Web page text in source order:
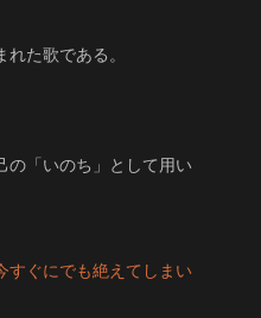
れた歌である。
の「いのち」として用い
すぐにでも絶えてしまい